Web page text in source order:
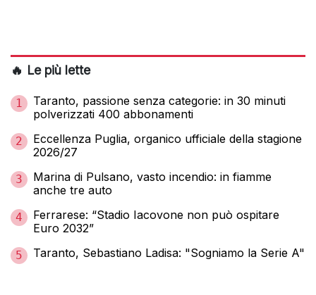
🔥 Le più lette
1
Taranto, passione senza categorie: in 30 minuti
polverizzati 400 abbonamenti
2
Eccellenza Puglia, organico ufficiale della stagione
2026/27
3
Marina di Pulsano, vasto incendio: in fiamme
anche tre auto
4
Ferrarese: “Stadio Iacovone non può ospitare
Euro 2032”
5 Taranto, Sebastiano Ladisa: "Sogniamo la Serie A"